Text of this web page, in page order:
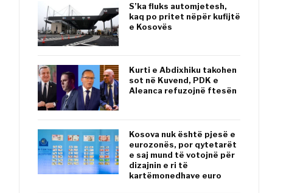
S’ka fluks automjetesh,
kaq po pritet nëpër kufijtë
e Kosovës
Kurti e Abdixhiku takohen
sot në Kuvend, PDK e
Aleanca refuzojnë ftesën
Kosova nuk është pjesë e
eurozonës, por qytetarët
e saj mund të votojnë për
dizajnin e ri të
kartëmonedhave euro